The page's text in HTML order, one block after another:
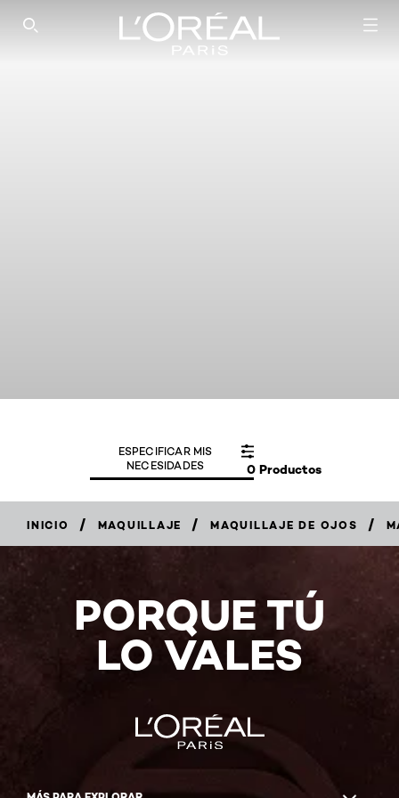
SEARCH THIS SITE
0 Productos
ESPECIFICAR MIS
NECESIDADES
INICIO / MAQUILLAJE / MAQUILLAJE DE OJOS /
PORQUE TÚ
LO VALES